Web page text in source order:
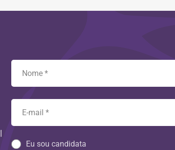
Eu sou candidata